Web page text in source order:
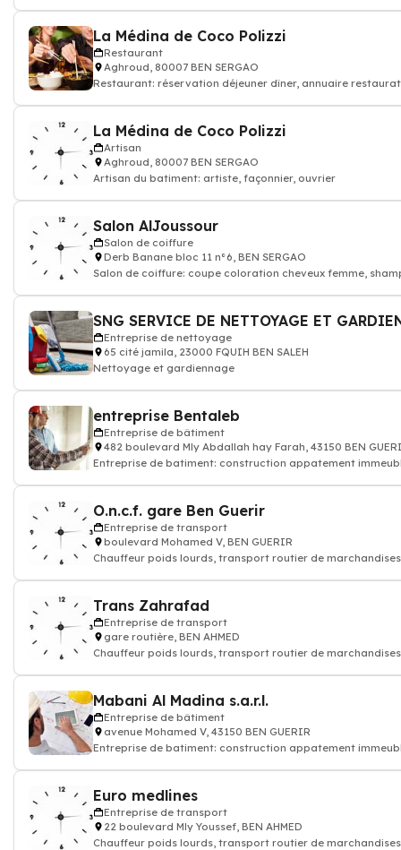
La Médina de Coco Polizzi
Restaurant
Aghroud, 80007 BEN SERGAO
Restaurant: réservation déjeuner dîner, annuaire
La Médina de Coco Polizzi
Artisan
Aghroud, 80007 BEN SERGAO
Artisan du batiment: artiste, façonnier, ouvrier
Salon AlJoussour
Salon de coiffure
Derb Banane bloc 11 n°6, BEN SERGAO
Salon de coiffure: coupe coloration cheveux femme,
Entreprise de nettoyage
65 cité jamila, 23000 FQUIH BEN SALEH
Nettoyage et gardiennage
entreprise Bentaleb
Entreprise de bâtiment
482 boulevard Mly Abdallah hay Farah, 43150 BEN
Entreprise de batiment: construction appatement
O.n.c.f. gare Ben Guerir
Entreprise de transport
boulevard Mohamed V, BEN GUERIR
Chauffeur poids lourds, transport routier de
Trans Zahrafad
Entreprise de transport
gare routière, BEN AHMED
Chauffeur poids lourds, transport routier de
Mabani Al Madina s.a.r.l.
Entreprise de bâtiment
avenue Mohamed V, 43150 BEN GUERIR
Entreprise de batiment: construction appatement
Euro medlines
Entreprise de transport
22 boulevard Mly Youssef, BEN AHMED
Chauffeur poids lourds, transport routier de